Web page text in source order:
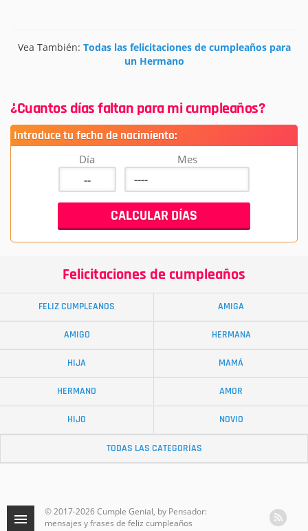
Vea También: Todas las felicitaciones de cumpleaños para
un Hermano
¿Cuantos días faltan para mi cumpleaños?
Introduce tu fecha de nacimiento:
Día Mes
Felicitaciones de cumpleaños
FELIZ CUMPLEAÑOS AMIGA
AMIGO HERMANA
HIJA MAMÁ
HERMANO AMOR
HIJO NOVIO
TODAS LAS CATEGORÍAS
© 2017-2026 Cumple Genial, by Pensador:
mensajes y frases de feliz cumpleaños